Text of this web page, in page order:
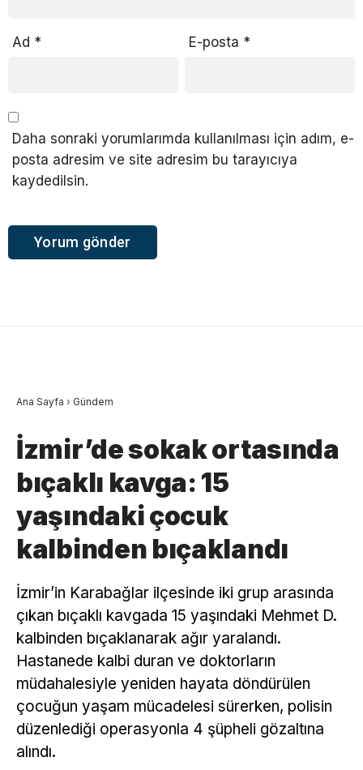
Ad * E-posta *
Daha sonraki yorumlarımda kullanılması için adım, e-
posta adresim ve site adresim bu tarayıcıya
kaydedilsin.
Ana Sayfa › Gündem
İzmir’de sokak ortasında
bıçaklı kavga: 15
yaşındaki çocuk
kalbinden bıçaklandı
İzmir’in Karabağlar ilçesinde iki grup arasında
çıkan bıçaklı kavgada 15 yaşındaki Mehmet D.
kalbinden bıçaklanarak ağır yaralandı.
Hastanede kalbi duran ve doktorların
müdahalesiyle yeniden hayata döndürülen
çocuğun yaşam mücadelesi sürerken, polisin
düzenlediği operasyonla 4 şüpheli gözaltına
alındı.